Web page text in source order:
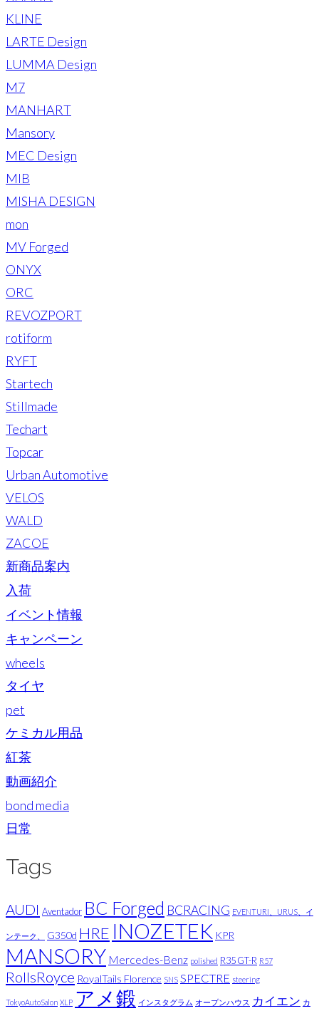
KLINE
LARTE Design
LUMMA Design
M7
MANHART
Mansory
MEC Design
MIB
MISHA DESIGN
mon
MV Forged
ONYX
ORC
REVOZPORT
rotiform
RYFT
Startech
Stillmade
Techart
Topcar
Urban Automotive
VELOS
WALD
ZACOE
新商品案内
入荷
イベント情報
キャンペーン
wheels
タイヤ
pet
ケミカル用品
紅茶
動画紹介
bond media
日常
Tags
AUDI Aventador BC Forged BCRACING EVENTURI、URUS、イ
ンテーク、 G350d HRE INOZETEK KPR
MANSORY Mercedes-Benz polished R35 GT-R R57
RollsRoyce RoyalTails Florence SNS SPECTRE steering
TokyoAutoSalon XLP アメ鍛 インスタグラム オープンハウス カイエン カ